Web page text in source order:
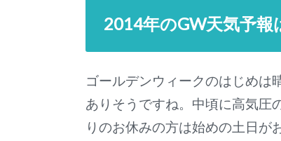
2014年のGW天気予報
ゴールデンウィークのはじめは
ありそうですね。中頃に高気圧
りのお休みの方は始めの土日が